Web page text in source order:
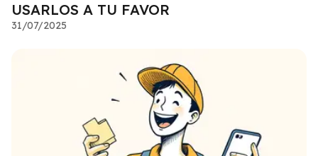
USARLOS A TU FAVOR
31/07/2025